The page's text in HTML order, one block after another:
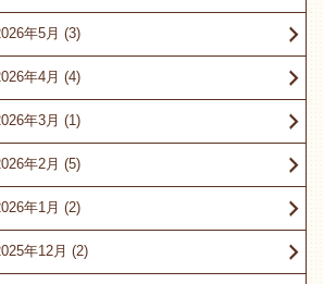
年5月 (3)
年4月 (4)
年3月 (1)
年2月 (5)
年1月 (2)
年12月 (2)